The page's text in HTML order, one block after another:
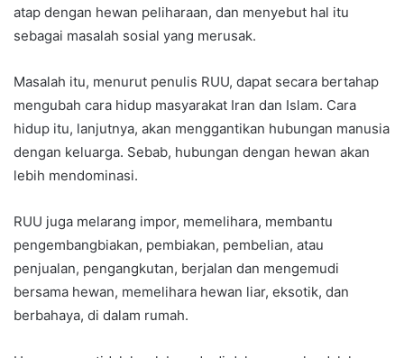
atap dengan hewan peliharaan, dan menyebut hal itu
sebagai masalah sosial yang merusak.
Masalah itu, menurut penulis RUU, dapat secara bertahap
mengubah cara hidup masyarakat Iran dan Islam. Cara
hidup itu, lanjutnya, akan menggantikan hubungan manusia
dengan keluarga. Sebab, hubungan dengan hewan akan
lebih mendominasi.
RUU juga melarang impor, memelihara, membantu
pengembangbiakan, pembiakan, pembelian, atau
penjualan, pengangkutan, berjalan dan mengemudi
bersama hewan, memelihara hewan liar, eksotik, dan
berbahaya, di dalam rumah.